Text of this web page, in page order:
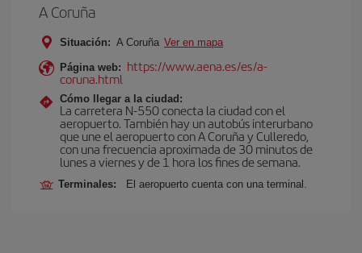
A Coruña
Situación: A Coruña Ver en mapa
Página web: https://www.aena.es/es/a-
coruna.html
Cómo llegar a la ciudad:
La carretera N-550 conecta la ciudad con el
aeropuerto. También hay un autobús interurbano
que une el aeropuerto con A Coruña y Culleredo,
con una frecuencia aproximada de 30 minutos de
lunes a viernes y de 1 hora los fines de semana.
Terminales: El aeropuerto cuenta con una terminal.